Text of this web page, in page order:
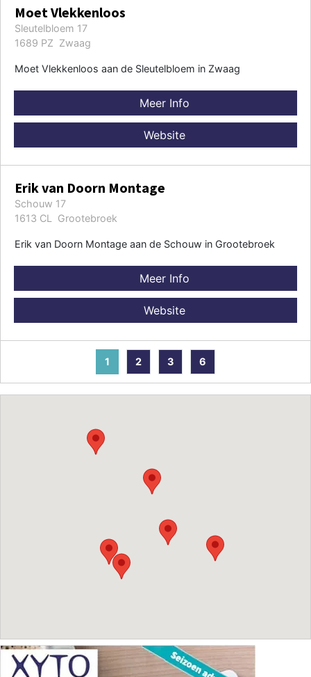
Moet Vlekkenloos
Sleutelbloem 17
1689 PZ Zwaag
Moet Vlekkenloos aan de Sleutelbloem in Zwaag
Meer Info
Website
Erik van Doorn Montage
Schouw 17
1613 CL Grootebroek
Erik van Doorn Montage aan de Schouw in Grootebroek
Meer Info
Website
1 2 3 6